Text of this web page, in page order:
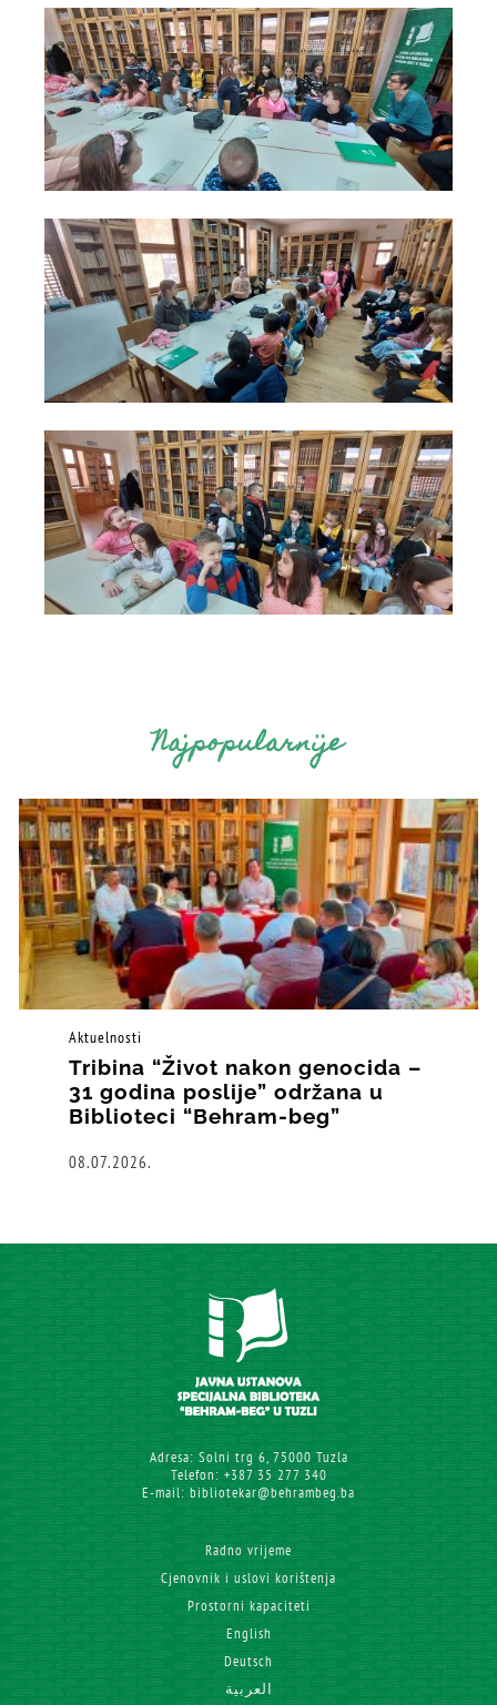
Najpopularnije
Aktuelnosti
Tribina “Život nakon genocida –
31 godina poslije” održana u
Biblioteci “Behram-beg”
08.07.2026.
Adresa: Solni trg 6, 75000 Tuzla
Telefon: +387 35 277 340
E-mail: bibliotekar@behrambeg.ba
Radno vrijeme
Cjenovnik i uslovi korištenja
Prostorni kapaciteti
English
Deutsch
العربية